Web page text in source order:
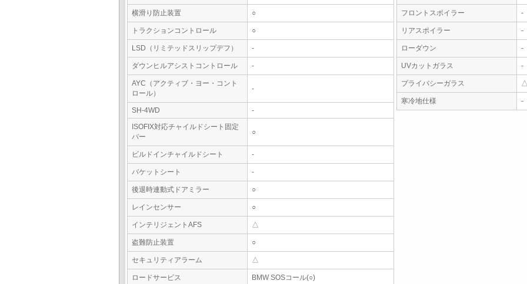
横滑り防止装置 ○
トラクションコントロール ○
LSD（リミテッドスリップデフ） -
ダウンヒルアシストコントロール -
AYC（アクティブ・ヨー・コント
ロール）
-
SH-4WD
-
ISOFIX対応チャイルドシート固定
バー
○
ビルドインチャイルドシート -
バケットシート -
後退時連動式ドアミラー ○
レインセンサー ○
インテリジェントAFS △
盗難防止装置 ○
セキュリティアラーム △
ロードサービス BMW SOSコール(○)
フロントスポイラー -
リアスポイラー -
ローダウン -
UVカットガラス -
プライバシーガラス △
寒冷地仕様 -